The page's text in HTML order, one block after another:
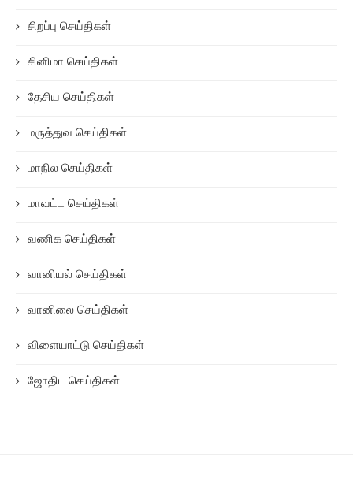
சிறப்பு செய்திகள்
சினிமா செய்திகள்
தேசிய செய்திகள்
மருத்துவ செய்திகள்
மாநில செய்திகள்
மாவட்ட செய்திகள்
வணிக செய்திகள்
வானியல் செய்திகள்
வானிலை செய்திகள்
விளையாட்டு செய்திகள்
ஜோதிட செய்திகள்